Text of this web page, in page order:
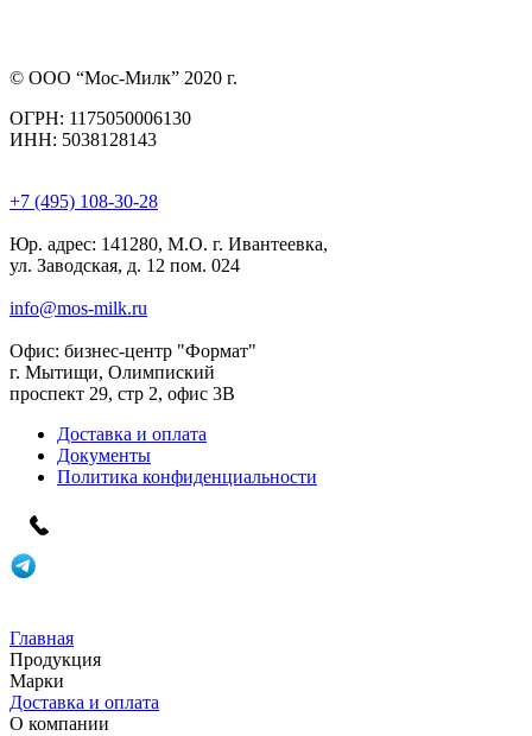
© ООО “Мос-Милк” 2020 г.
ОГРН: 1175050006130
ИНН: 5038128143
+7 (495) 108-30-28
Юр. адрес: 141280, М.О. г. Ивантеевка,
ул. Заводская, д. 12 пом. 024
info@mos-milk.ru
Офис: бизнес-центр "Формат"
г. Мытищи, Олимпиский
проспект 29, стр 2, офис 3B
Доставка и оплата
Документы
Политика конфиденциальности
Главная
Продукция
Марки
Доставка и оплата
О компании